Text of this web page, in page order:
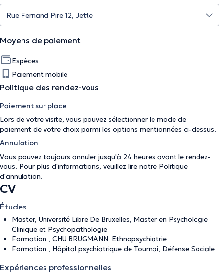
Moyens de paiement
Espèces
Paiement mobile
Politique des rendez-vous
Paiement sur place
Lors de votre visite, vous pouvez sélectionner le mode de
paiement de votre choix parmi les options mentionnées ci-dessus.
Annulation
Vous pouvez toujours annuler jusqu'à 24 heures avant le rendez-
vous. Pour plus d'informations, veuillez lire notre Politique
d'annulation.
CV
Études
Master, Université Libre De Bruxelles, Master en Psychologie
Clinique et Psychopathologie
Formation , CHU BRUGMANN, Ethnopsychiatrie
Formation , Hôpital psychiatrique de Tournai, Défense Sociale
Expériences professionnelles